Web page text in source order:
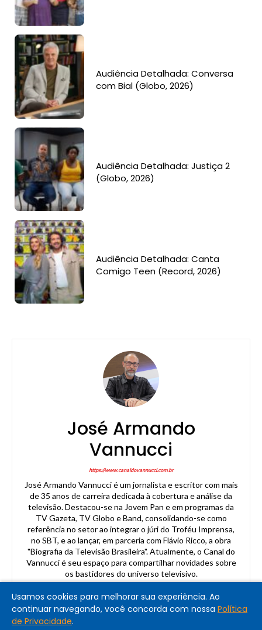
Audiência Detalhada: Conversa
com Bial (Globo, 2026)
Audiência Detalhada: Justiça 2
(Globo, 2026)
Audiência Detalhada: Canta
Comigo Teen (Record, 2026)
José Armando
Vannucci
https://www.canaldovannucci.com.br
José Armando Vannucci é um jornalista e escritor com mais
de 35 anos de carreira dedicada à cobertura e análise da
televisão. Destacou-se na Jovem Pan e em programas da
TV Gazeta, TV Globo e Band, consolidando-se como
referência no setor ao integrar o júri do Troféu Imprensa,
no SBT, e ao lançar, em parceria com Flávio Ricco, a obra
"Biografia da Televisão Brasileira". Atualmente, o Canal do
Vannucci é seu espaço para compartilhar novidades sobre
os bastidores do universo televisivo.
Usamos cookies para melhorar sua experiência. Ao
continuar navegando, você concorda com nossa Política
de Privacidade.